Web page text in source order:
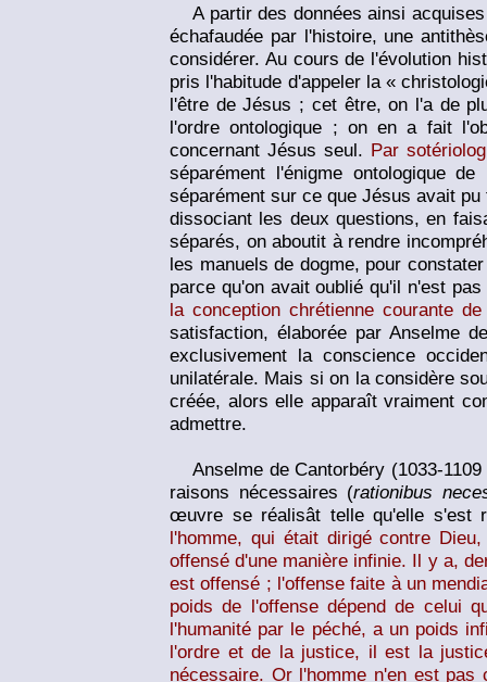
A partir des données ainsi
échafaudée par l'histoire, une
considérer. Au cours de l'évolution
pris l'habitude d'appeler la «
l'être de Jésus ; cet être, on l'a de
l'ordre ontologique ; on en a fait
concernant Jésus seul. Par
séparément l'énigme ontologique
séparément sur ce que Jésus avait
dissociant les deux questions, en
séparés, on aboutit à rendre
les manuels de dogme, pour
parce qu'on avait oublié qu'il n'est
la conception chrétienne courante
satisfaction, élaborée par Anselme
exclusivement la conscience
unilatérale. Mais si on la considère
créée, alors elle apparaît vraiment
admettre.
Anselme de Cantorbéry (1033-
raisons nécessaires (rationibus
œuvre se réalisât telle qu'elle s'est
l'homme, qui était dirigé contre
offensé d'une manière infinie. Il y a,
est offensé ; l'offense faite à un
poids de l'offense dépend de celui
l'humanité par le péché, a un poids
l'ordre et de la justice, il est la
nécessaire. Or l'homme n'en est